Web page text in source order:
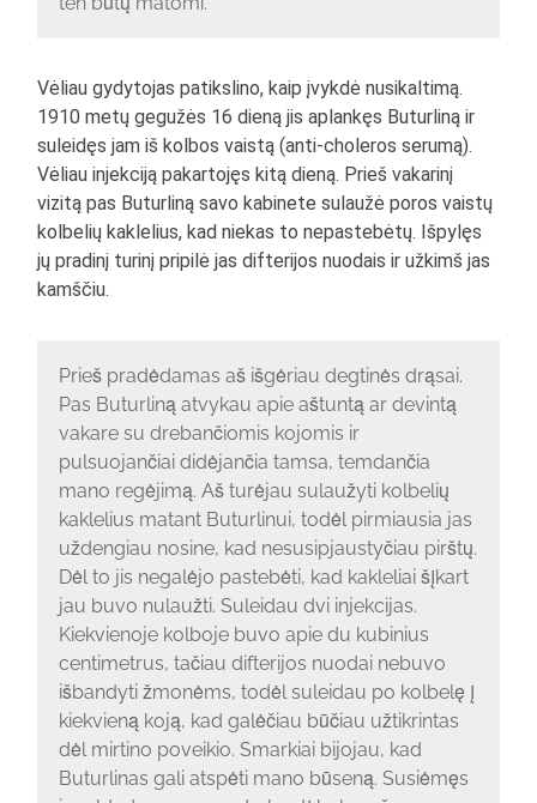
Vėliau gydytojas patikslino, kaip įvykdė nusikaltimą.
1910 metų gegužės 16 dieną jis aplankęs Buturliną ir
suleidęs jam iš kolbos vaistą (anti-choleros serumą).
Vėliau injekciją pakartojęs kitą dieną. Prieš vakarinį
vizitą pas Buturliną savo kabinete sulaužė poros vaistų
kolbelių kaklelius, kad niekas to nepastebėtų. Išpylęs
jų pradinį turinį pripilė jas difterijos nuodais ir užkimš jas
kamščiu.
Prieš pradėdamas aš išgėriau degtinės drąsai.
Pas Buturliną atvykau apie aštuntą ar devintą
vakare su drebančiomis kojomis ir
pulsuojančiai didėjančia tamsa, temdančia
mano regėjimą. Aš turėjau sulaužyti kolbelių
kaklelius matant Buturlinui, todėl pirmiausia jas
uždengiau nosine, kad nesusipjaustyčiau pirštų.
Dėl to jis negalėjo pastebėti, kad kakleliai šįkart
jau buvo nulaužti. Suleidau dvi injekcijas.
Kiekvienoje kolboje buvo apie du kubinius
centimetrus, tačiau difterijos nuodai nebuvo
išbandyti žmonėms, todėl suleidau po kolbelę į
kiekvieną koją, kad galėčiau būčiau užtikrintas
dėl mirtino poveikio. Smarkiai bijojau, kad
Buturlinas gali atspėti mano būseną. Susiėmęs